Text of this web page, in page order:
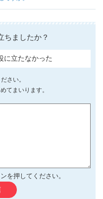
ちましたか？
に立たなかった
さい。
てまいります。
を押してください。